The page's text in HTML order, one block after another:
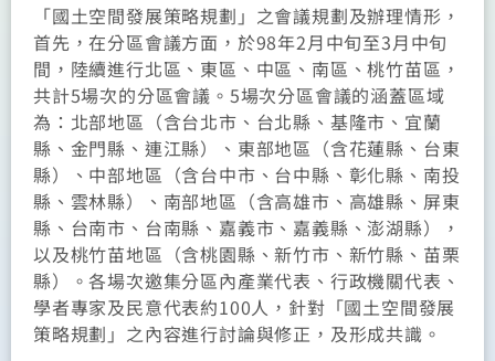
「國土空間發展策略規劃」之會議規劃及辦理情形，
首先，在分區會議方面，於98年2月中旬至3月中旬
間，陸續進行北區、東區、中區、南區、桃竹苗區，
共計5場次的分區會議。5場次分區會議的涵蓋區域
為：北部地區（含台北市、台北縣、基隆市、宜蘭
縣、金門縣、連江縣）、東部地區（含花蓮縣、台東
縣）、中部地區（含台中市、台中縣、彰化縣、南投
縣、雲林縣）、南部地區（含高雄市、高雄縣、屏東
縣、台南市、台南縣、嘉義市、嘉義縣、澎湖縣），
以及桃竹苗地區（含桃園縣、新竹市、新竹縣、苗栗
縣）。各場次邀集分區內產業代表、行政機關代表、
學者專家及民意代表約100人，針對「國土空間發展
策略規劃」之內容進行討論與修正，及形成共識。